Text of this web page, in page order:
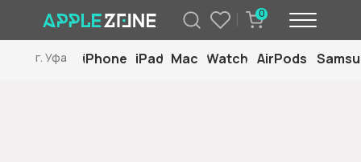
0
iPhone iPad Mac Watch AirPods
г. Уфа